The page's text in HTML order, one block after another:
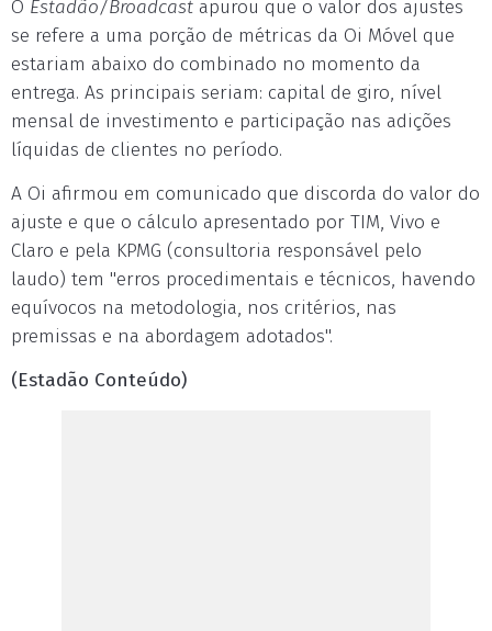
O Estadão/Broadcast apurou que o valor dos ajustes
se refere a uma porção de métricas da Oi Móvel que
estariam abaixo do combinado no momento da
entrega. As principais seriam: capital de giro, nível
mensal de investimento e participação nas adições
líquidas de clientes no período.
A Oi afirmou em comunicado que discorda do valor do
ajuste e que o cálculo apresentado por TIM, Vivo e
Claro e pela KPMG (consultoria responsável pelo
laudo) tem "erros procedimentais e técnicos, havendo
equívocos na metodologia, nos critérios, nas
premissas e na abordagem adotados".
(Estadão Conteúdo)